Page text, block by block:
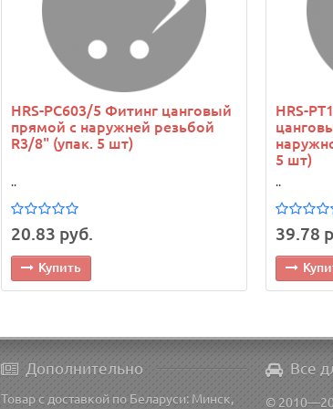
HRS-PC603/5 Фитинг цанговый
прямой с наружней резьбой
R3/8" (упак. 5 шт)
..
20.83 руб.
Купить
HRS-
5 шт)
..
39.78
Дополнительно
Товар с доставкой по Беларуси: Минск,
Все
©